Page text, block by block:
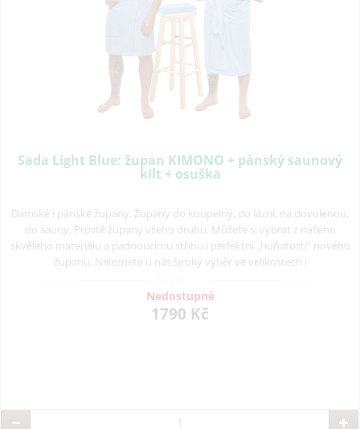
Sada Light Blue: župan KIMONO + pánský saunový
kilt + osuška
Dámské i pánské župany. Župany do koupelny, do lázní, na dovolenou,
do sauny. Prostě župany všeho druhu. Můžete si vybrat z našeho
skvělého materiálu a padnoucímu střihu i perfektní „huňatostí“ nového
županu. Naleznete u nás široký výběr ve velikostech i
Nedostupné
1790 Kč